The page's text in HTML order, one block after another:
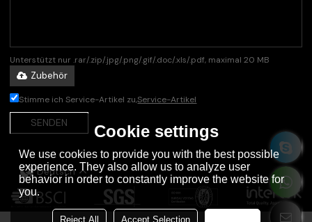
Unterstützt nur .rar/.zip/.jpg/.png/.gif/.doc/.xls/.pdf, maximal 20 MB
Zubehör
Stimme ich Service-Artikel zu,Service-Artikel
SENDEN
Deutsch
Cookie settings
We use cookies to provide you with the best possible
experience. They also allow us to analyze user
behavior in order to constantly improve the website for
you.
Reject All Accept Selection